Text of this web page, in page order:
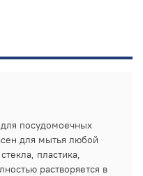
посудомоечных
для мытья любой
пластика,
растворяется в